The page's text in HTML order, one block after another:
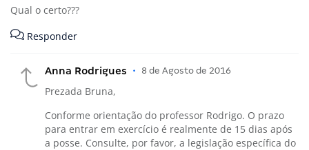
Qual o certo???
Responder
Anna Rodrigues • 8 de Agosto de 2016
Prezada Bruna,
Conforme orientação do professor Rodrigo. O prazo
para entrar em exercício é realmente de 15 dias após
a posse. Consulte, por favor, a legislação específica do